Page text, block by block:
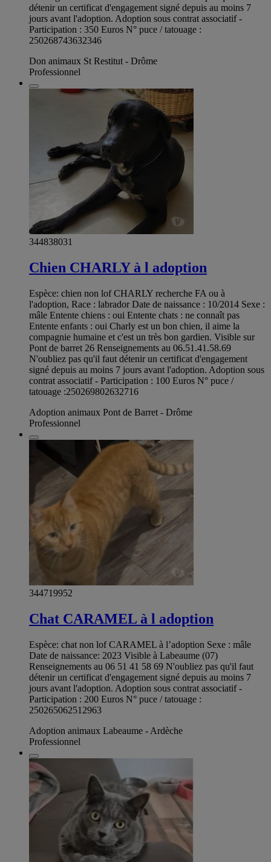
détenir un certificat d'engagement signé depuis au moins 7
jours avant l'adoption. Adoption sous contrat associatif -
Participation : 350 Euros N° puce / tatouage :
250268743632346
Don animaux St Restitut - Drôme
Professionnel
344838031
Chien CHARLY à l adoption
Espèce: chien non lof CHARLY recherche FA ou à
l'adoption, Race : labrador Date de naissance : 10/2014 Sexe :
mâle Entente chiens : oui Entente chats : ne connaît pas
Entente enfants : oui Charly est un bon chien, il aime la
compagnie humaine et c'est un très bon gardien. Visible sur
Pont de barret 26 Renseignements au 06.51.41.58.69
N'oubliez pas qu'il faut détenir un certificat d'engagement
signé depuis au moins 7 jours avant l'adoption. Adoption sous
contrat associatif - Participation : 100 Euros N° puce /
tatouage :250269802632716
Adoption animaux Pont de Barret - Drôme
Professionnel
344719952
Chat CARAMEL à l adoption
Espèce: chat non lof CARAMEL à l’adoption Sexe : mâle
Date de naissance: 2023 Visible à Labeaume (07)
Renseignements au 06 51 41 58 69 N'oubliez pas qu'il faut
détenir un certificat d'engagement signé depuis au moins 7
jours avant l'adoption. Adoption sous contrat associatif -
Participation : 200 Euros N° puce / tatouage :
250265062512963
Adoption animaux Labeaume - Ardèche
Professionnel